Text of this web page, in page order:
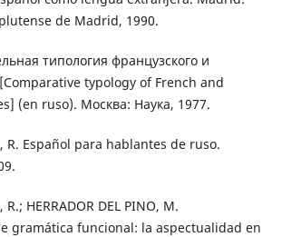
de Madrid, 1990.
типология французского и
[Comparative typology of French and
(en ruso). Москва: Наука, 1977.
R. Español para hablantes de ruso.
HERRADOR DEL PINO, M.
gramática funcional: la aspectualidad en